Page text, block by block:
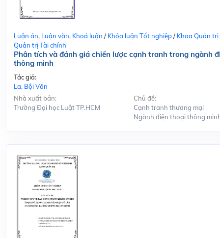
Luận án, Luận văn, Khoá luận / Khóa luận Tốt nghiệp/ Khoa Quản trị
Quản trị Tài chính
Phân tích và đánh giá chiến lược cạnh tranh trong ngành
thông minh
Tác giả:
La, Bội Văn
Nhà xuất bản:
Trường Đại học Luật TP.HCM
Chủ đề:
Cạnh tranh thương mại
Ngành điện thoại thông